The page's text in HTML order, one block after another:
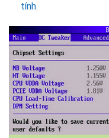
tính.